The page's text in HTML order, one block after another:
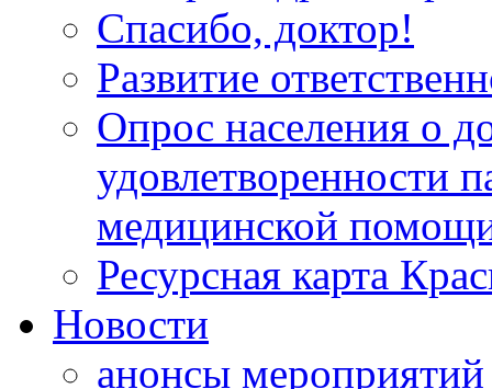
Спасибо, доктор!
Развитие
Опрос населения о
удовлетворенности
медицинской
Ресурсная карта
Новости
анонсы мероприятий